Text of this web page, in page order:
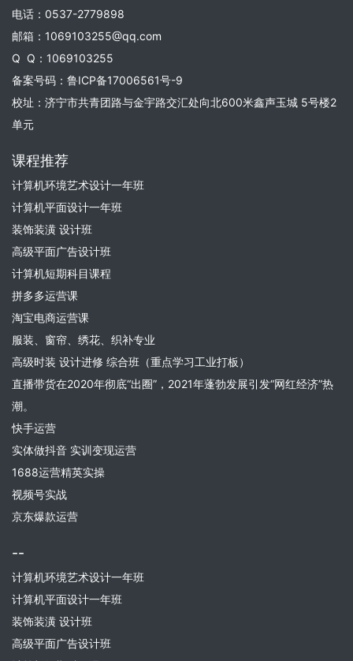
电话：0537-2779898
邮箱：1069103255@qq.com
Q Q：1069103255
备案号码： 鲁ICP备17006561号-9
校址：济宁市共青团路与金宇路交汇处向北600米鑫声玉城 5号楼2
单元
课程推荐
计算机环境艺术设计一年班
计算机平面设计一年班
装饰装潢 设计班
高级平面广告设计班
计算机短期科目课程
拼多多运营课
淘宝电商运营课
服装、窗帘、绣花、织补专业
高级时装 设计进修 综合班（重点学习工业打板）
直播带货在2020年彻底“出圈”，2021年蓬勃发展引发“网红经济”热
潮。
快手运营
实体做抖音 实训变现运营
1688运营精英实操
视频号实战
京东爆款运营
--
计算机环境艺术设计一年班
计算机平面设计一年班
装饰装潢 设计班
高级平面广告设计班